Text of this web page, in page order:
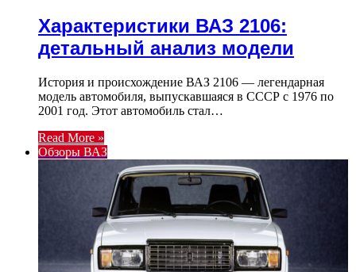
Характеристики ВАЗ 2106:
детальный анализ модели
История и происхождение ВАЗ 2106 — легендарная
модель автомобиля, выпускавшаяся в СССР с 1976 по
2001 год. Этот автомобиль стал…
Read More »
Обзоры ВАЗ